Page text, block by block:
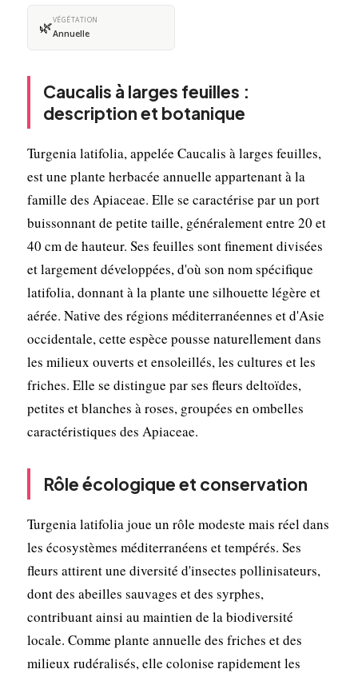
🌿VÉGÉTATION
Annuelle
Caucalis à larges feuilles :
description et botanique
Turgenia latifolia, appelée Caucalis à larges feuilles,
est une plante herbacée annuelle appartenant à la
famille des Apiaceae. Elle se caractérise par un port
buissonnant de petite taille, généralement entre 20 et
40 cm de hauteur. Ses feuilles sont finement divisées
et largement développées, d'où son nom spécifique
latifolia, donnant à la plante une silhouette légère et
aérée. Native des régions méditerranéennes et d'Asie
occidentale, cette espèce pousse naturellement dans
les milieux ouverts et ensoleillés, les cultures et les
friches. Elle se distingue par ses fleurs deltoïdes,
petites et blanches à roses, groupées en ombelles
caractéristiques des Apiaceae.
Rôle écologique et conservation
Turgenia latifolia joue un rôle modeste mais réel dans
les écosystèmes méditerranéens et tempérés. Ses
fleurs attirent une diversité d'insectes pollinisateurs,
dont des abeilles sauvages et des syrphes,
contribuant ainsi au maintien de la biodiversité
locale. Comme plante annuelle des friches et des
milieux rudéralisés, elle colonise rapidement les